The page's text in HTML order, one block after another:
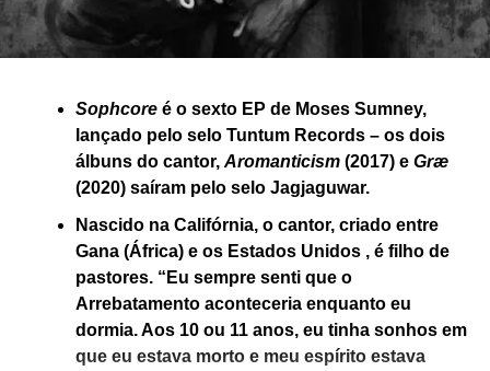
Sophcoreé o sexto EP de Moses Sumney,
lançado pelo selo Tuntum Records – os dois
álbuns do cantor, Aromanticism(2017) e Græ
(2020) saíram pelo selo Jagjaguwar.
Nascido na Califórnia, o cantor, criado entre
Gana (África) e os Estados Unidos , é filho de
pastores. “Eu sempre senti que o
Arrebatamento aconteceria enquanto eu
dormia. Aos 10 ou 11 anos, eu tinha sonhos em
que eu estava morto e meu espírito estava